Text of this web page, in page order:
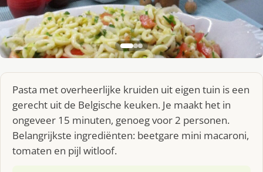
Pasta met overheerlijke kruiden uit eigen tuin is een
gerecht uit de Belgische keuken. Je maakt het in
ongeveer 15 minuten, genoeg voor 2 personen.
Belangrijkste ingrediënten: beetgare mini macaroni,
tomaten en pijl witloof.